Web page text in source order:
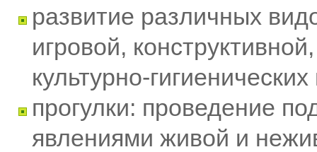
развитие различных
игровой,
культурно-
прогулки: проведение
явлениями живой и